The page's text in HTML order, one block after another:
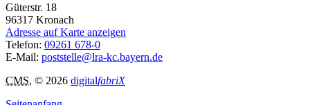
Güterstr. 18
96317 Kronach
Adresse auf Karte anzeigen
Telefon: 09261 678-0
E-Mail: poststelle@lra-kc.bayern.de
CMS, © 2026 digitalfabriX